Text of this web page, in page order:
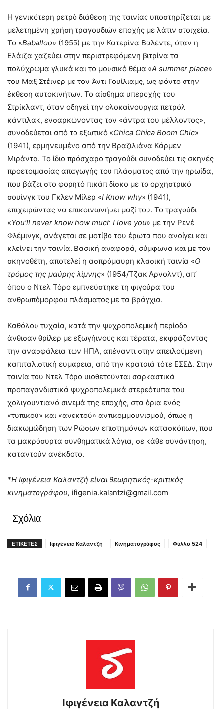
Η γενικότερη ρετρό διάθεση της ταινίας υποστηρίζεται με
μελετημένη χρήση τραγουδιών εποχής με λάτιν στοιχεία.
Το «Baballoo» (1955) με την Κατερίνα Βαλέντε, όταν η
Ελάιζα χαζεύει στην περιστρεφόμενη βιτρίνα τα
πολύχρωμα γλυκά και το μουσικό θέμα «A summer place»
του Μαξ Στέινερ με τον Άντι Γουίλιαμς, ως φόντο στην
έκθεση αυτοκινήτων. Το αίσθημα υπεροχής του
Στρίκλαντ, όταν οδηγεί την ολοκαίνουργια πετρόλ
κάντιλακ, ενσαρκώνοντας τον «άντρα του μέλλοντος»,
συνοδεύεται από το εξωτικό «Chica Chica Boom Chic»
(1941), ερμηνευμένο από την Βραζιλιάνα Κάρμεν
Μιράντα. Το ίδιο πρόσχαρο τραγούδι συνοδεύει τις σκηνές
προετοιμασίας απαγωγής του πλάσματος από την ηρωίδα,
που βάζει στο φορητό πικάπ δίσκο με το ορχηστρικό
σουίνγκ του Γκλεν Μίλερ «I Know why» (1941),
επιχειρώντας να επικοινωνήσει μαζί του. Το τραγούδι
«You’ll never know how much I love you» με την Ρενέ
Φλέμινγκ, ανάγεται σε μοτίβο του έρωτα που ανοίγει και
κλείνει την ταινία. Βασική αναφορά, σύμφωνα και με τον
σκηνοθέτη, αποτελεί η ασπρόμαυρη κλασική ταινία «Ο
τρόμος της μαύρης λίμνης» (1954/Τζακ Άρνολντ), απ’
όπου ο Ντελ Τόρο εμπνεύστηκε τη φιγούρα του
ανθρωπόμορφου πλάσματος με τα βράγχια.
Καθόλου τυχαία, κατά την ψυχροπολεμική περίοδο
άνθισαν θρίλερ με εξωγήινους και τέρατα, εκφράζοντας
την ανασφάλεια των ΗΠΑ, απέναντι στην απειλούμενη
καπιταλιστική ευμάρεια, από την κραταιά τότε ΕΣΣΔ. Στην
ταινία του Ντελ Τόρο υιοθετούνται σαρκαστικά
προπαγανδιστικά ψυχροπολεμικά στερεότυπα του
χολιγουντιανό σινεμά της εποχής, στα όρια ενός
«τυπικού» και «ανεκτού» αντικομμουνισμού, όπως η
διακωμώδηση των Ρώσων επιστημόνων κατασκόπων, που
τα μακρόσυρτα συνθηματικά λόγια, σε κάθε συνάντηση,
καταντούν ανέκδοτο.
*Η Ιφιγένεια Καλαντζή είναι θεωρητικός-κριτικός
κινηματογράφου, ifigenia.kalantzi@gmail.com
Σχόλια
ΕΤΙΚΕΤΕΣ Ιφιγένεια Καλαντζή Κινηματογράφος Φύλλο 524
Ιφιγένεια Καλαντζή